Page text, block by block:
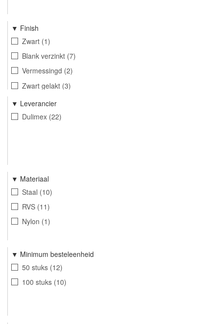
Finish
Zwart 1
Blank verzinkt 7
Vermessingd 2
Zwart gelakt 3
RVS 9
Leverancier
Dulimex 22
Materiaal
Staal 10
RVS 11
Nylon 1
Minimum besteleenheid
50 stuks 12
100 stuks 10